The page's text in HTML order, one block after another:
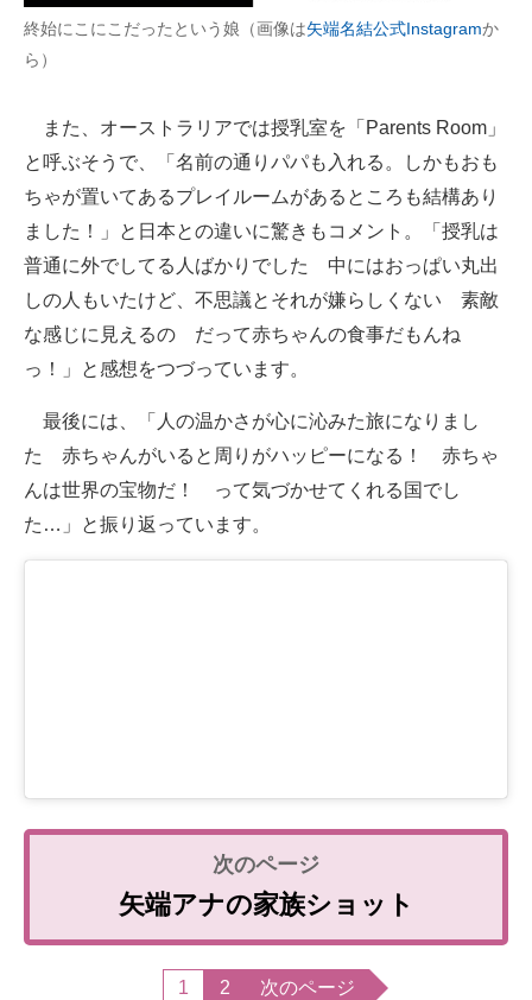
終始にこにこだったという娘（画像は矢端名結公式Instagramか
ら）
また、オーストラリアでは授乳室を「Parents Room」
と呼ぶそうで、「名前の通りパパも入れる。しかもおも
ちゃが置いてあるプレイルームがあるところも結構あり
ました！」と日本との違いに驚きもコメント。「授乳は
普通に外でしてる人ばかりでした 中にはおっぱい丸出
しの人もいたけど、不思議とそれが嫌らしくない 素敵
な感じに見えるの だって赤ちゃんの食事だもんね
っ！」と感想をつづっています。
最後には、「人の温かさが心に沁みた旅になりまし
た 赤ちゃんがいると周りがハッピーになる！ 赤ちゃ
んは世界の宝物だ！ って気づかせてくれる国でし
た…」と振り返っています。
矢端アナの家族ショット
1 2 次のページ